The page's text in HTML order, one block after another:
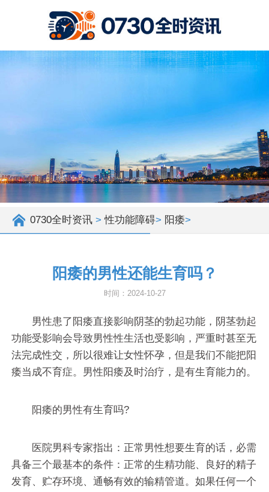
0730全时资讯 >性功能障碍> 阳痿>
阳痿的男性还能生育吗？
时间：2024-10-27
男性患了阳痿直接影响阴茎的勃起功能，阴茎勃起
功能受影响会导致男性性生活也受影响，严重时甚至无
法完成性交，所以很难让女性怀孕，但是我们不能把阳
痿当成不育症。男性阳痿及时治疗，是有生育能力的。
阳痿的男性有生育吗?
医院男科专家指出：正常男性想要生育的话，必需
具备三个最基本的条件：正常的生精功能、良好的精子
发育、贮存环境、通畅有效的输精管道。如果任何一个